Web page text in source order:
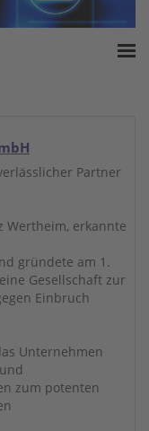
Partner
Wertheim, erkannte
gründete am 1.
Gesellschaft zur
Einbruch
Unternehmen
zum potenten